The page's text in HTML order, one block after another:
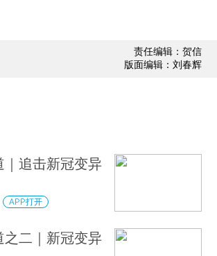
责任编辑：贺信
版面编辑：刘春辉
｜追击新冠变异
APP打开
之二｜新冠变异